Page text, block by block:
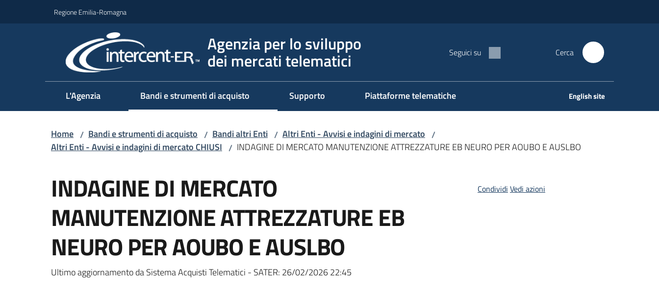
Regione Emilia-Romagna
Agenzia per lo sviluppo
dei mercati telematici Seguici su Cerca
L'Agenzia Bandi e strumenti di acquisto Supporto Piattaforme telematiche English site
Home / Bandi e strumenti di acquisto / Bandi altri Enti / Altri Enti - Avvisi e indagini di mercato /
Altri Enti - Avvisi e indagini di mercato CHIUSI / INDAGINE DI MERCATO MANUTENZIONE ATTREZZATURE EB NEURO PER AOUBO E AUSLBO
INDAGINE DI MERCATO
MANUTENZIONE ATTREZZATURE EB
NEURO PER AOUBO E AUSLBO
Ultimo aggiornamento da Sistema Acquisti Telematici - SATER: 26/02/2026 22:45
Condividi Vedi azioni